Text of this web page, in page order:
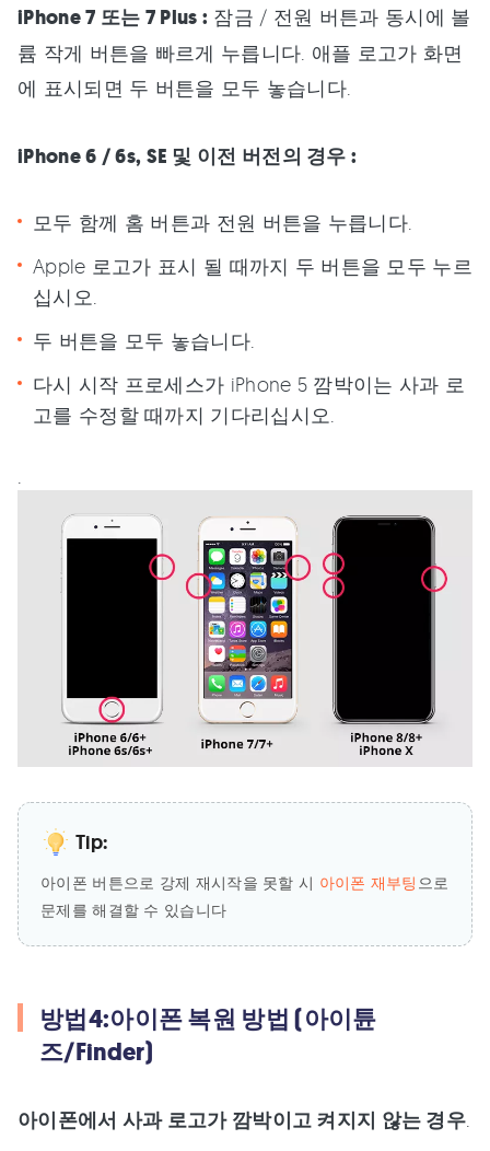
iPhone 7 또는 7 Plus : 잠금 / 전원 버튼과 동시에 볼
륨 작게 버튼을 빠르게 누릅니다. 애플 로고가 화면
에 표시되면 두 버튼을 모두 놓습니다.
iPhone 6 / 6s, SE 및 이전 버전의 경우 :
모두 함께 홈 버튼과 전원 버튼을 누릅니다.
Apple 로고가 표시 될 때까지 두 버튼을 모두 누르
십시오.
두 버튼을 모두 놓습니다.
다시 시작 프로세스가 iPhone 5 깜박이는 사과 로
고를 수정할 때까지 기다리십시오.
Tip:
아이폰 버튼으로 강제 재시작을 못할 시 아이폰 재부팅 으로
문제를 해결할 수 있습니다
방법4:아이폰 복원 방법 (아이튠
즈/Finder)
아이폰에서 사과 로고가 깜박이고 켜지지 않는 경우